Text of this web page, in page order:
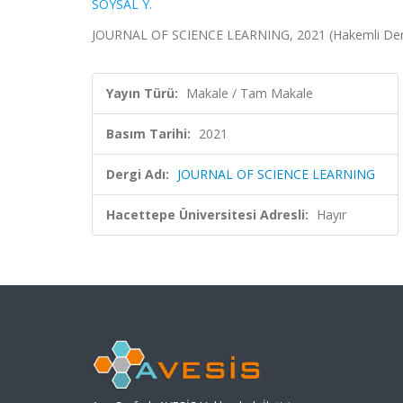
SOYSAL Y.
JOURNAL OF SCIENCE LEARNING, 2021 (Hakemli
Yayın Türü: Makale / Tam Makale
Basım Tarihi: 2021
Dergi Adı: JOURNAL OF SCIENCE LEARNING
Hacettepe Üniversitesi Adresli: Hayır